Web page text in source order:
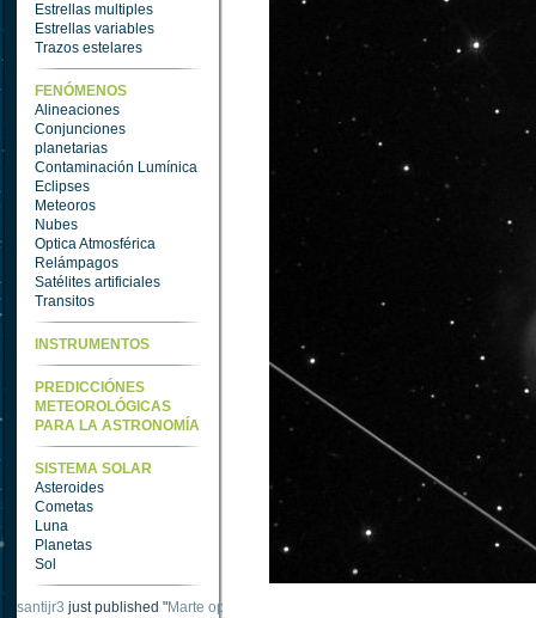
Estrellas multiples
Estrellas variables
Trazos estelares
FENÓMENOS
Alineaciones
Conjunciones
planetarias
Contaminación Lumínica
Eclipses
Meteoros
Nubes
Optica Atmosférica
Relámpagos
Satélites artificiales
Transitos
INSTRUMENTOS
PREDICCIÓNES
METEOROLÓGICAS
PARA LA ASTRONOMÍA
SISTEMA SOLAR
Asteroides
Cometas
Luna
Planetas
Sol
santijr3 just published "Marte oposición 2020